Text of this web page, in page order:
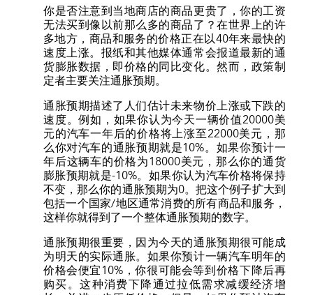
你是否注意到当地商店的商品更贵了，你的工资
无法买到像以前那么多的商品了？在世界上的许
多地方，商品和服务的价格正在以40年来最快的
速度上涨。报纸和其他媒体通常会报道最新的通
货膨胀数据，即价格的同比变化。然而，政策制
定者主要关注通胀预期。
通胀预期描述了人们估计未来物价上涨或下跌的
速度。例如，如果你认为今天一辆价值20000美
元的汽车一年后的价格将上涨至22000美元，那
么你对汽车的通胀预期就是10%。如果你预计一
年后这辆车的价格为18000美元，那么你的通货
膨胀预期就是-10%。如果你认为汽车价格将保持
不变，那么你的通胀预期为0。把这个例子扩大到
包括一个国家/地区通常消费的所有商品和服务，
这样你就得到了一个整体通胀预期的数字。
通胀预期很重要，因为今天的通胀预期很可能成
为明天的实际通胀。如果你预计一辆汽车明年的
价格会便宜10%，你很可能会等到价格下降后再
购买。这种消费下降通过拉低需求减缓经济增